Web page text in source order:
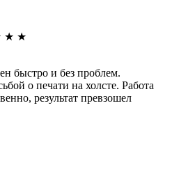
★ ★
быстро и без проблем.
о печати на холсте. Работа
результат превзошел